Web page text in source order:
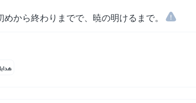
から終わりまでで、暁の明けるまで。